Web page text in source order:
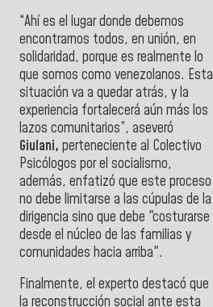
“Ahí es el lugar donde debemos
encontrarnos todos, en unión, en
solidaridad, porque es realmente lo
que somos como venezolanos. Esta
situación va a quedar atrás, y la
experiencia fortalecerá aún más los
lazos comunitarios”, aseveró
Giulani, perteneciente al Colectivo
Psicólogos por el socialismo,
además, enfatizó que este proceso
no debe limitarse a las cúpulas de la
dirigencia sino que debe "costurarse
desde el núcleo de las familias y
comunidades hacia arriba".
Finalmente, el experto destacó que
la reconstrucción social ante esta